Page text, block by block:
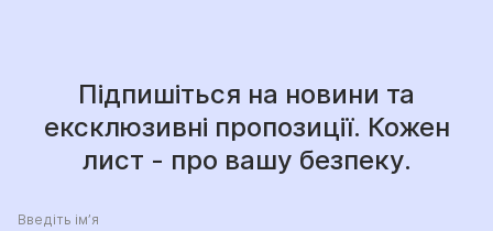
Підпишіться на новини та
ексклюзивні пропозиції. Кожен
лист - про вашу безпеку.
Введіть ім’я